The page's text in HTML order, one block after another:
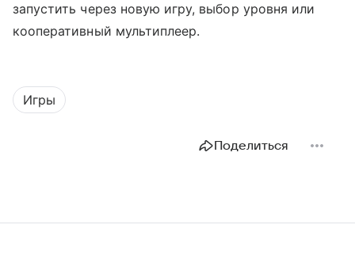
запустить через новую игру, выбор уровня или
кооперативный мультиплеер.
Игры
Поделиться